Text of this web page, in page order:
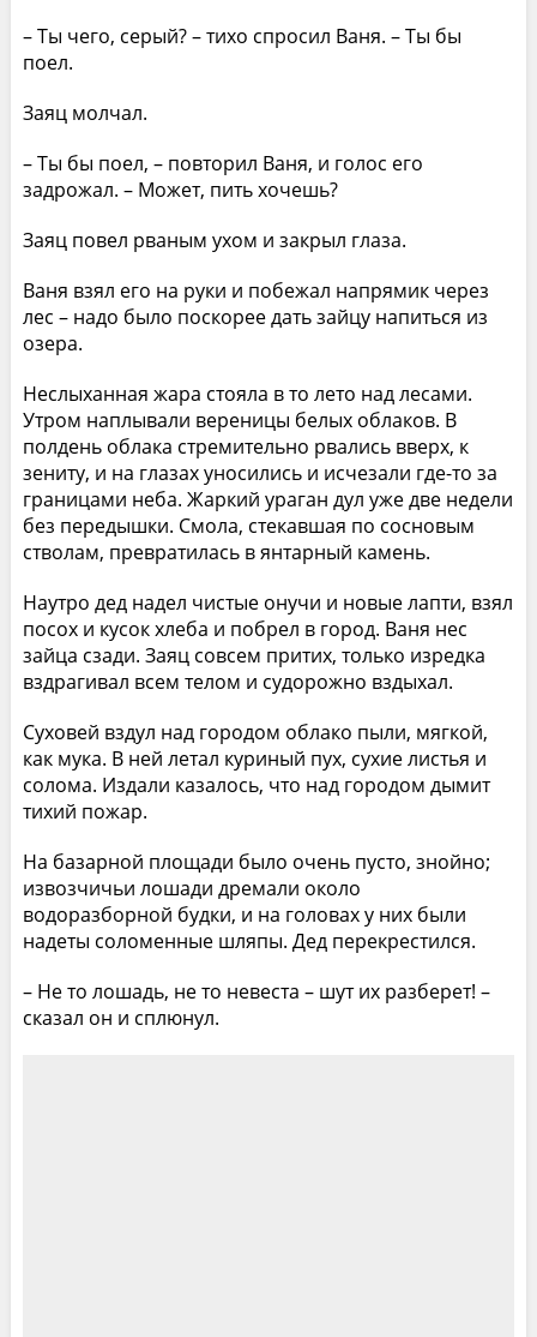
– Ты чего, серый? – тихо спросил Ваня. – Ты бы
поел.
Заяц молчал.
– Ты бы поел, – повторил Ваня, и голос его
задрожал. – Может, пить хочешь?
Заяц повел рваным ухом и закрыл глаза.
Ваня взял его на руки и побежал напрямик через
лес – надо было поскорее дать зайцу напиться из
озера.
Неслыханная жара стояла в то лето над лесами.
Утром наплывали вереницы белых облаков. В
полдень облака стремительно рвались вверх, к
зениту, и на глазах уносились и исчезали где-то за
границами неба. Жаркий ураган дул уже две недели
без передышки. Смола, стекавшая по сосновым
стволам, превратилась в янтарный камень.
Наутро дед надел чистые онучи и новые лапти, взял
посох и кусок хлеба и побрел в город. Ваня нес
зайца сзади. Заяц совсем притих, только изредка
вздрагивал всем телом и судорожно вздыхал.
Суховей вздул над городом облако пыли, мягкой,
как мука. В ней летал куриный пух, сухие листья и
солома. Издали казалось, что над городом дымит
тихий пожар.
На базарной площади было очень пусто, знойно;
извозчичьи лошади дремали около
водоразборной будки, и на головах у них были
надеты соломенные шляпы. Дед перекрестился.
– Не то лошадь, не то невеста – шут их разберет! –
сказал он и сплюнул.